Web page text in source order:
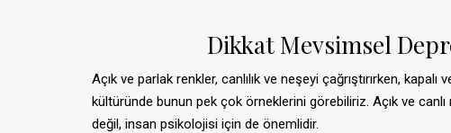
Dikkat Mevsimsel
Açık ve parlak renkler, canlılık ve neşeyi çağrıştırırken,
kültüründe bunun pek çok örneklerini görebiliriz. Açık ve
değil, insan psikolojisi için de önemlidir.